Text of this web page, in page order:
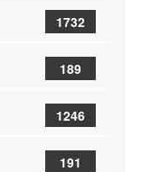
1732
189
1246
191